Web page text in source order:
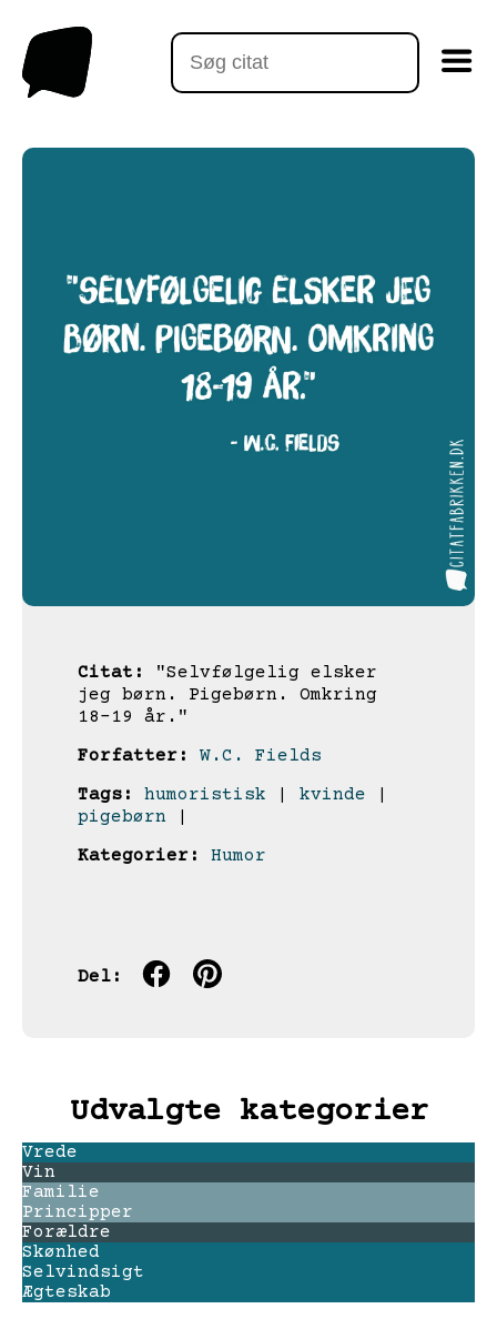
Citat:
"Selvfølgelig elsker
jeg børn. Pigebørn. Omkring
18-19 år."
Forfatter:
W.C. Fields
Tags:
humoristisk kvinde
pigebørn
Kategorier:
Humor
Del:
Udvalgte kategorier
Vrede
Vin
Familie
Principper
Forældre
Skønhed
Selvindsigt
Ægteskab